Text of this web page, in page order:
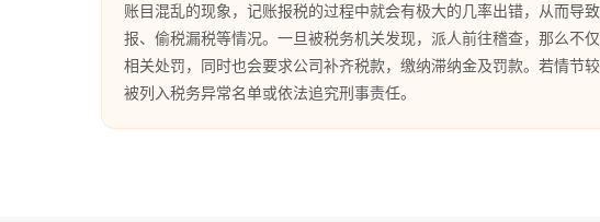
账目混乱的现象，记账报税的过程中就会有极大的几率出错，从而导
报、偷税漏税等情况。一旦被税务机关发现，派人前往稽查，那么不
相关处罚，同时也会要求公司补齐税款，缴纳滞纳金及罚款。若情节
被列入税务异常名单或依法追究刑事责任。